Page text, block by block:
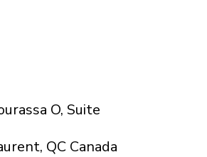
O, Suite
QC Canada